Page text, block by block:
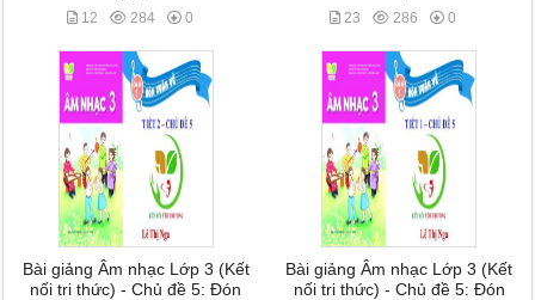
12 284 0 23 286 0
Bài giảng Âm nhạc Lớp 3 (Kết
nối tri thức) - Chủ đề 5: Đón
Bài giảng Âm nhạc Lớp 3 (Kết
nối tri thức) - Chủ đề 5: Đón